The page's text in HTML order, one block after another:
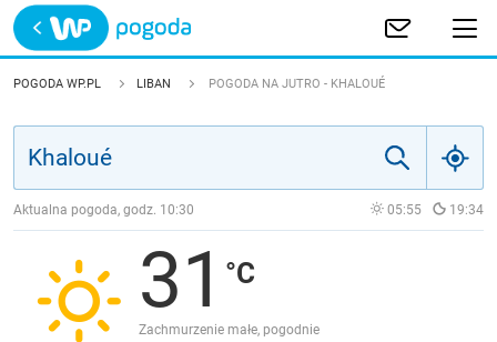
Trwa ładowanie
POLSKA
JAKOŚĆ POWIETRZA
POGODA WP.PL LIBAN POGODA NA JUTRO - KHALOUÉ
Aktualna pogoda, godz. 10:30 05:55 19:34
31
Zachmurzenie małe, pogodnie